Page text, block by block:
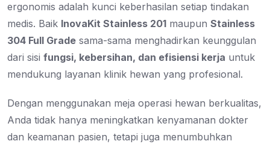
ergonomis adalah kunci keberhasilan setiap tindakan
medis. Baik InovaKit Stainless 201 maupun Stainless
304 Full Grade sama-sama menghadirkan keunggulan
dari sisi fungsi, kebersihan, dan efisiensi kerja untuk
mendukung layanan klinik hewan yang profesional.
Dengan menggunakan meja operasi hewan berkualitas,
Anda tidak hanya meningkatkan kenyamanan dokter
dan keamanan pasien, tetapi juga menumbuhkan